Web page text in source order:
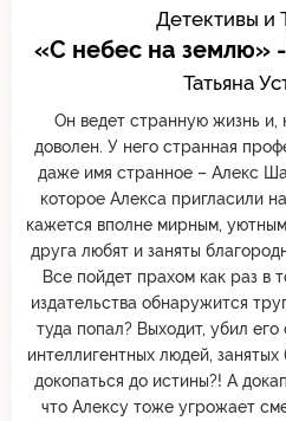
Детективы и
«С небес на землю» -
Татьяна
Он ведет странную жизнь
доволен. У него странная
даже имя странное – Алекс
которое Алекса пригласили
кажется вполне мирным,
друга любят и заняты
Все пойдет прахом как раз в
издательства обнаружится
туда попал? Выходит, убил
интеллигентных людей,
докопаться до истины?! А
что Алексу тоже угрожает